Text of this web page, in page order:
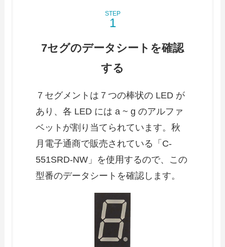
STEP
7セグのデータシートを確認
する
７セグメントは７つの棒状の LED が
あり、各 LED には a ~ g のアルファ
ベットが割り当てられています。秋
月電子通商で販売されている「C-
551SRD-NW」を使用するので、この
型番のデータシートを確認します。